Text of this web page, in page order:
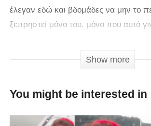
έλεγαν εδώ και βδομάδες να μην το
ξεπρηστεί μόνο του, μόνο που αυτό
βγάλει το πύον και να απαλύνει τον
δέχτηκε μια αηδιαστική έκπληξη που
σαν πετραδάκι. Καθώς όμως η Rachel
Show more
You might be interested in